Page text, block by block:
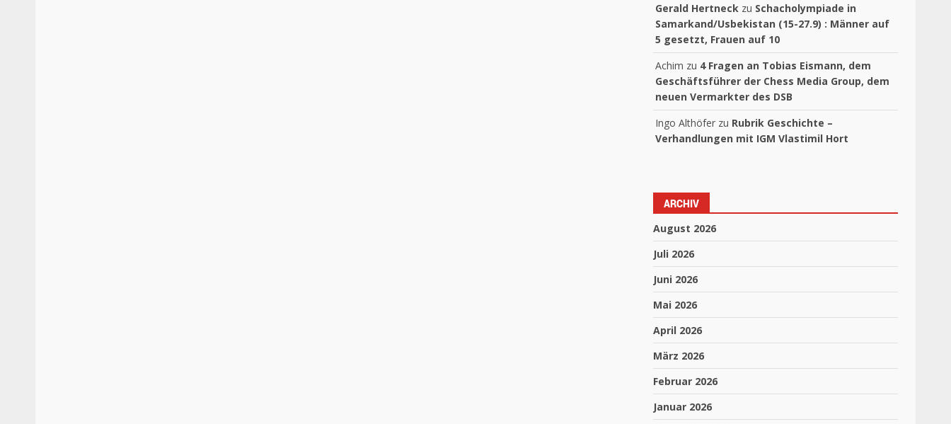
Gerald Hertneck zu Schacholympiade in
Samarkand/Usbekistan (15-27.9) : Männer auf
5 gesetzt, Frauen auf 10
Achim zu 4 Fragen an Tobias Eismann, dem
Geschäftsführer der Chess Media Group, dem
neuen Vermarkter des DSB
Ingo Althöfer zu Rubrik Geschichte –
Verhandlungen mit IGM Vlastimil Hort
ARCHIV
August 2026
Juli 2026
Juni 2026
Mai 2026
April 2026
März 2026
Februar 2026
Januar 2026